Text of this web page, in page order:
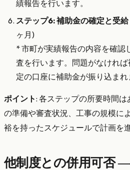
績報告を行います。
ステップ6: 補助金の確定と受給
ヶ月)
* 市町が実績報告の内容を確認
査を行います。問題がなけれ
定の口座に補助金が振り込まれ
ポイント: 各ステップの所要時間
の準備や審査状況、工事の規模に
裕を持ったスケジュールで計画を
他制度との併用可否